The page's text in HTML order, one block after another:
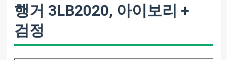
행거 3LB2020, 아이보리 +
검정